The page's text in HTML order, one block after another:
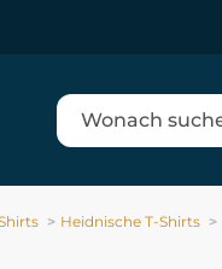
Heidnische T-Shirts